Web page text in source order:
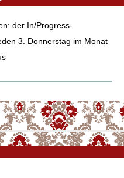
der In/Progress-
3. Donnerstag im Monat